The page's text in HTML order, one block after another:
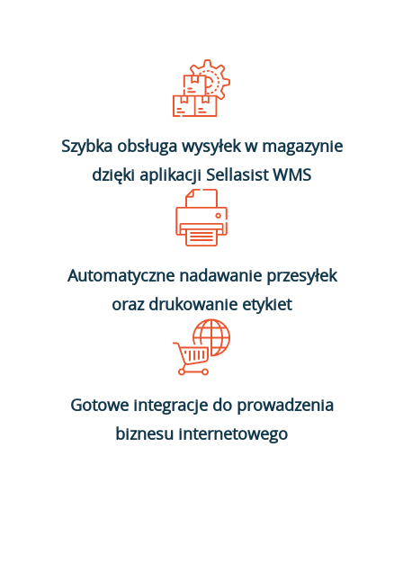
Szybka obsługa wysyłek w magazynie
dzięki aplikacji Sellasist WMS
Automatyczne nadawanie przesyłek
oraz drukowanie etykiet
Gotowe integracje do prowadzenia
biznesu internetowego